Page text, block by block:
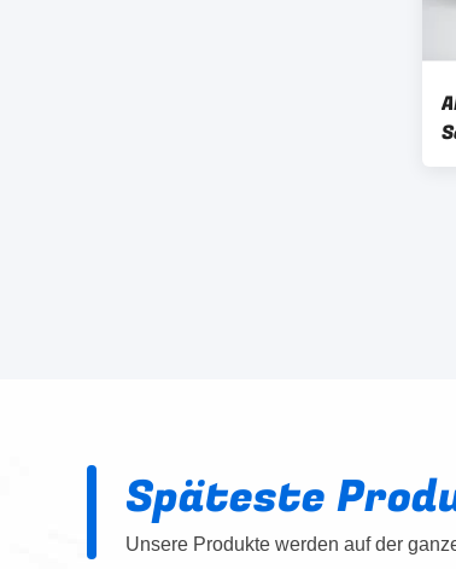
Späteste
Unsere Produkte werden auf der